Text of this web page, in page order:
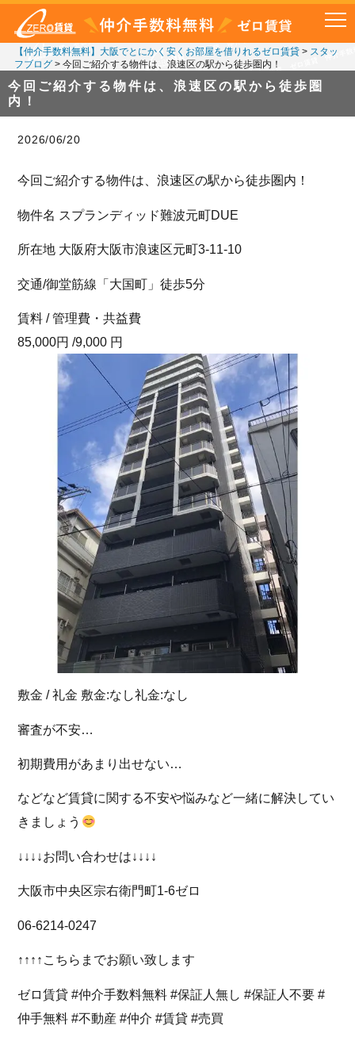
【仲介手数料無料】大阪でとにかく安くお部屋を借りれるゼロ賃貸> スタッ
フブログ> 今回ご紹介する物件は、浪速区の駅から徒歩圏内！
今回ご紹介する物件は、浪速区の駅から徒歩圏
内！
2026/06/20
今回ご紹介する物件は、浪速区の駅から徒歩圏内！
物件名 スプランディッド難波元町DUE
所在地 大阪府大阪市浪速区元町3-11-10
交通/御堂筋線「大国町」徒歩5分
賃料 / 管理費・共益費
85,000円 /9,000 円
敷金 / 礼金 敷金:なし礼金:なし
審査が不安…
初期費用があまり出せない…
などなど賃貸に関する不安や悩みなど一緒に解決してい
きましょう
↓↓↓↓お問い合わせは↓↓↓↓
大阪市中央区宗右衛門町1-6ゼロ
06-6214-0247
↑↑↑↑こちらまでお願い致します
ゼロ賃貸 #仲介手数料無料 #保証人無し #保証人不要 #
仲手無料 #不動産 #仲介 #賃貸 #売買